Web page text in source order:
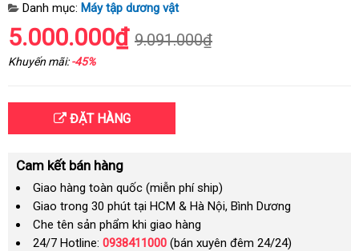
Danh mục: Máy tập dương vật
5.000.000₫ 9.091.000₫
Khuyến mãi:-45%
ĐẶT HÀNG
Cam kết bán hàng
Giao hàng toàn quốc (miễn phí ship)
Giao trong 30 phút tại HCM & Hà Nội, Bình Dương
Che tên sản phẩm khi giao hàng
24/7 Hotline: 0938411000 (bán xuyên đêm 24/24)